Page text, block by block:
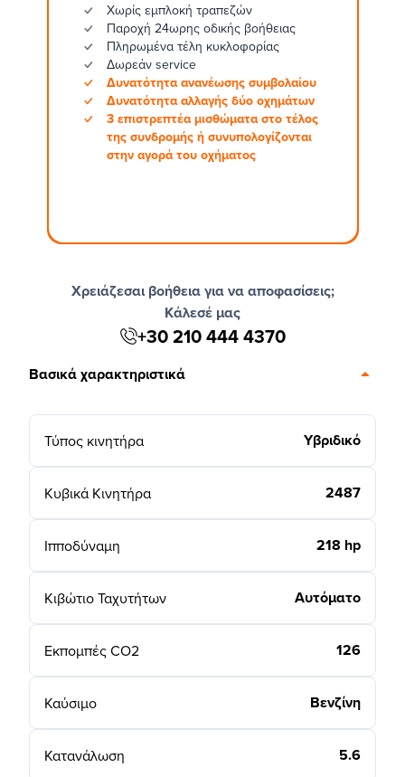
Χωρίς εμπλοκή τραπεζών
Παροχή 24ωρης οδικής βοήθειας
Πληρωμένα τέλη κυκλοφορίας
Δωρεάν service
Δυνατότητα ανανέωσης συμβολαίου
Δυνατότητα αλλαγής δύο οχημάτων
3 επιστρεπτέα μισθώματα στο τέλος
της συνδρομής ή συνυπολογίζονται
στην αγορά του οχήματος
Χρειάζεσαι βοήθεια για να αποφασίσεις;
Κάλεσέ μας
+30 210 444 4370
Βασικά χαρακτηριστικά
Τύπος κινητήρα Υβριδικό
Κυβικά Κινητήρα 2487
Ιπποδύναμη 218 hp
Κιβώτιο Ταχυτήτων Αυτόματο
Εκπομπές CO2 126
Καύσιμο Βενζίνη
Κατανάλωση 5.6